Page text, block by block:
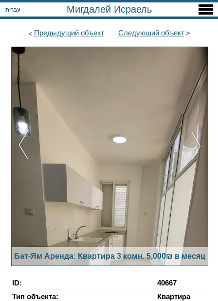
עברית Мигдалей Исраель
Предыдущийобъект Следующийобъект
Бат-Ям Аренда: Квартира 3 комн. 5,000₪ в месяц
ID:
40667
Тип объекта:
Квартира